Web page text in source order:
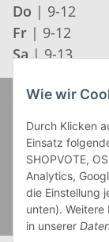
Do | 9-12
Fr | 9-12
Sa | 9-13
Wie wir
Durch Klicken
Einsatz
SHOPVOTE,
Analytics,
die Einstellung
unten). Weitere
in unserer